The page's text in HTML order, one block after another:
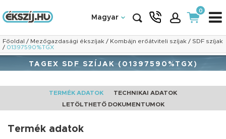
Magyar
0
Főoldal / Mezőgazdasági ékszíjak / Kombájn erőátviteli szíjak / SDF szíjak
/ 01397590%TGX
TAGEX SDF SZÍJAK (01397590%TGX)
TERMÉK ADATOK
TECHNIKAI ADATOK
LETÖLTHETŐ DOKUMENTUMOK
Termék adatok